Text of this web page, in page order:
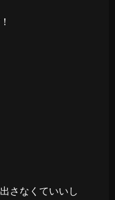
さなくていいし